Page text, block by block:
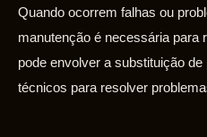
Quando ocorrem falhas ou
manutenção é necessária para
pode envolver a substituição
técnicos para resolver